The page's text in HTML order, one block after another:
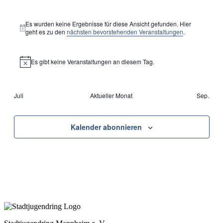
Hinweis
Es wurden keine Ergebnisse für diese Ansicht gefunden. Hier
geht es zu dennächsten bevorstehenden Veranstaltungen.
HinweisEs gibt keine Veranstaltungen an diesem Tag.
Juli Aktueller Monat Sep.
Kalender abonnieren